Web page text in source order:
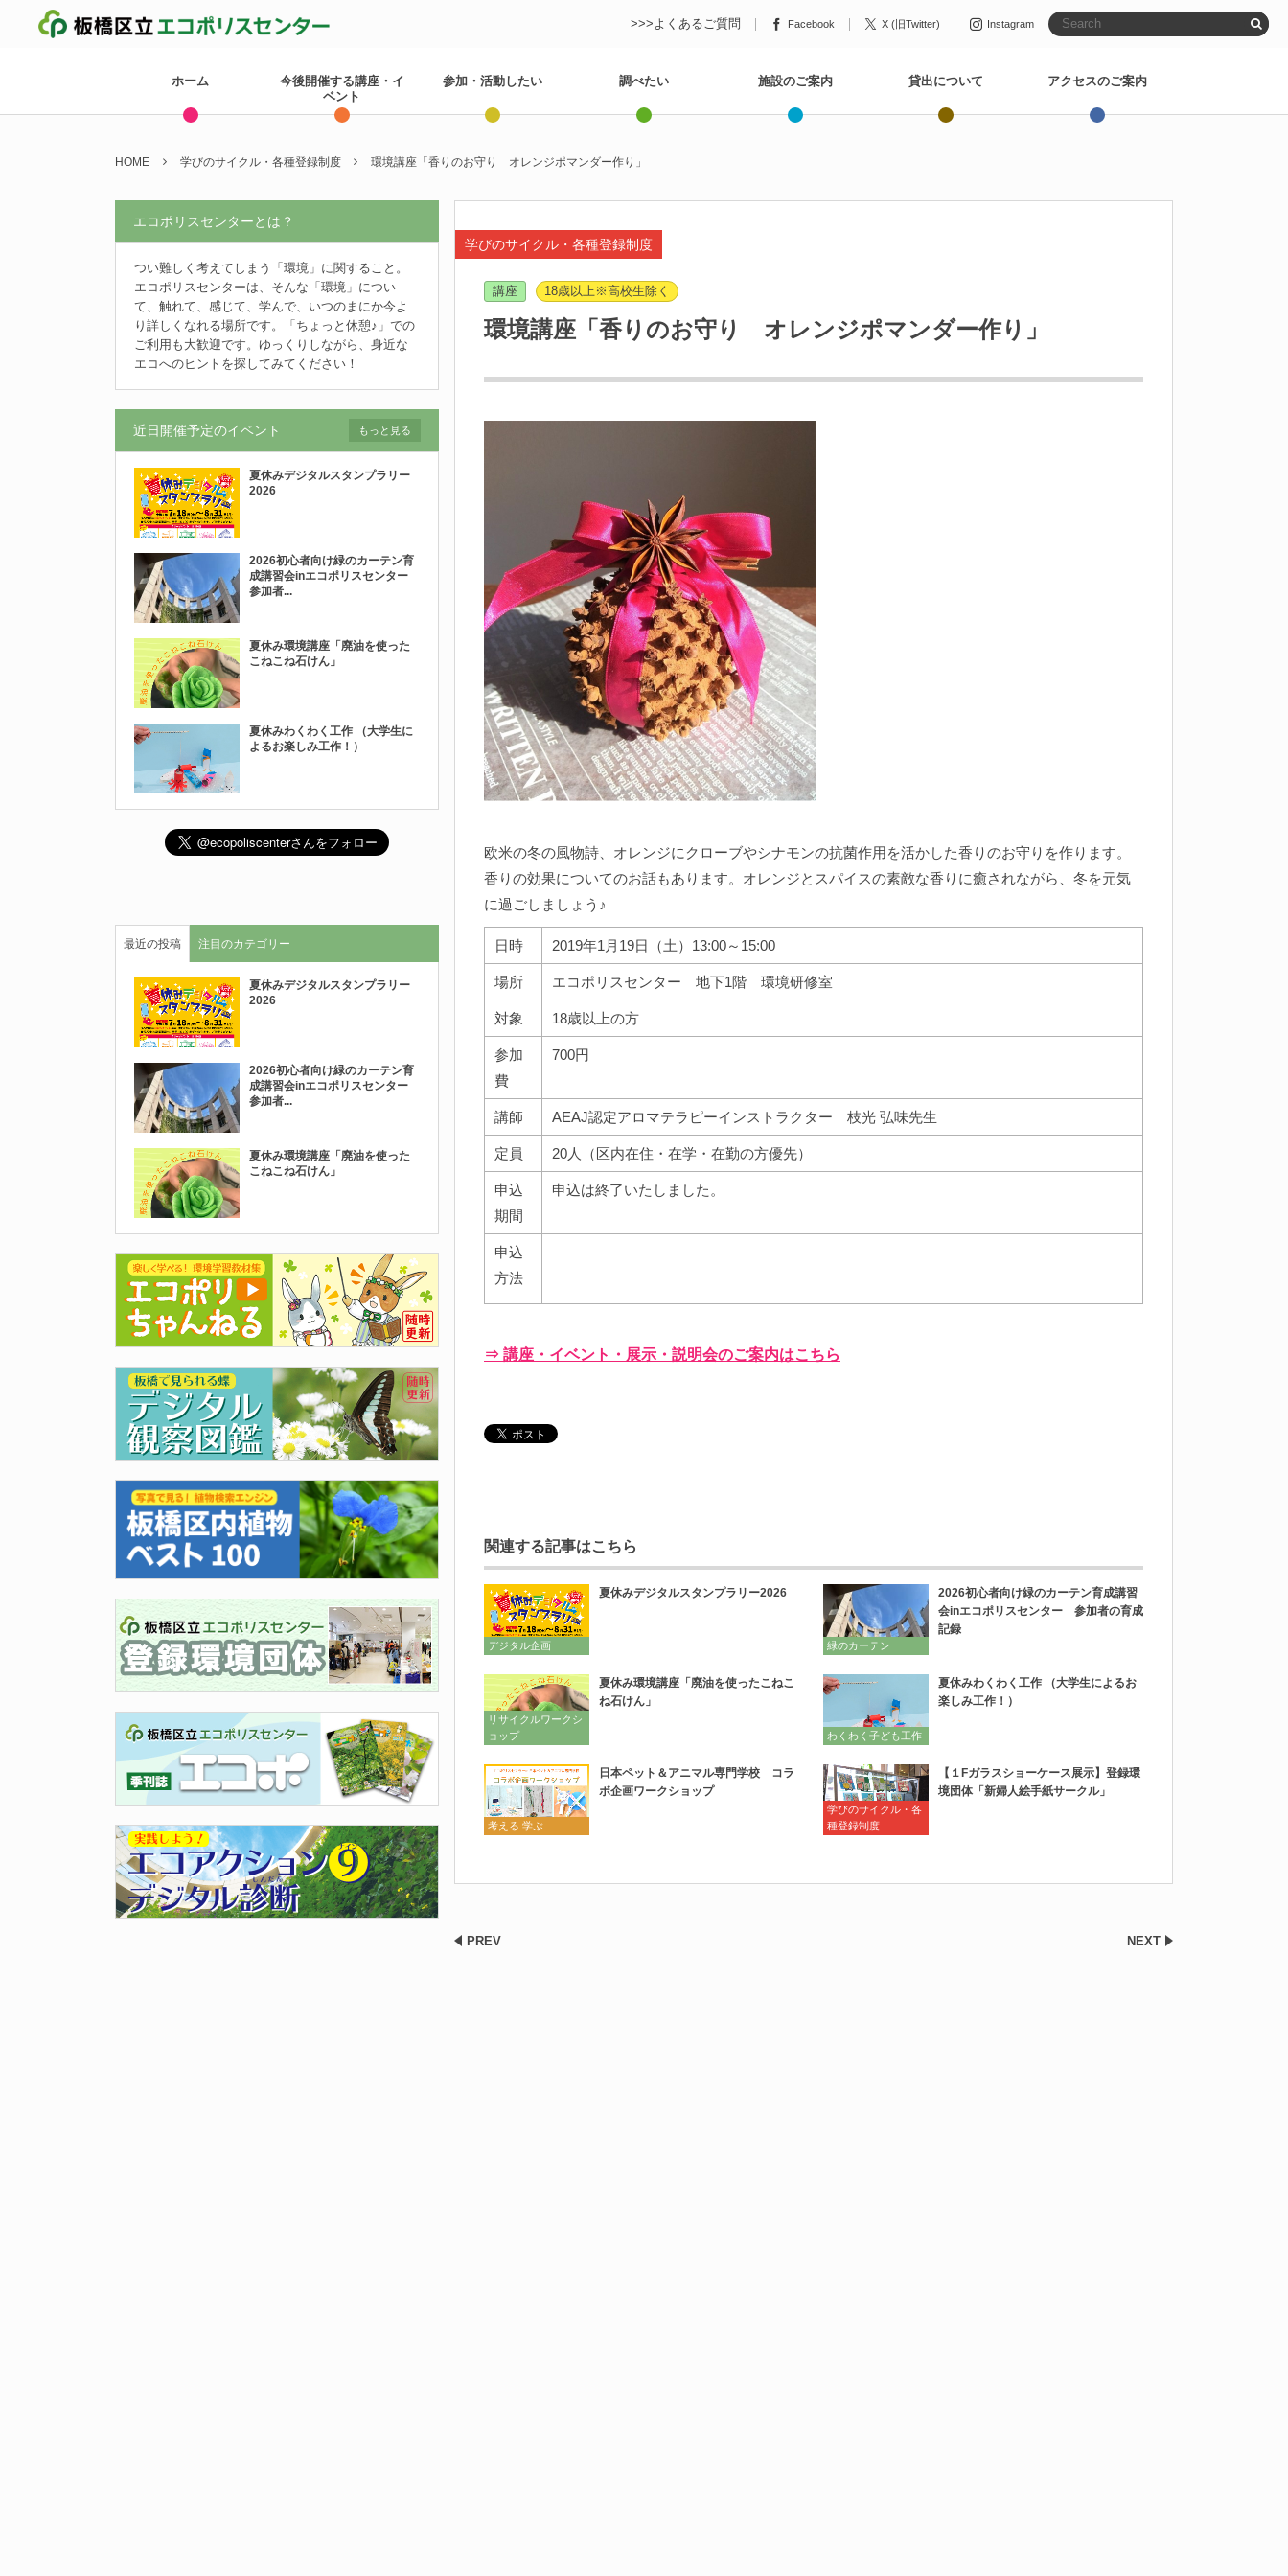
>>>よくあるご質問 Facebook X (旧Twitter) Instagram
ホーム
今後開催する講座・イ
ベント
参加・活動したい 調べたい 施設のご案内 貸出について アクセスのご案内
HOME 学びのサイクル・各種登録制度 環境講座「香りのお守り オレンジポマンダー作り」
学びのサイクル・各種登録制度
講座 18歳以上※高校生除く
環境講座「香りのお守り オレンジポマンダー作り」
欧米の冬の風物詩、オレンジにクローブやシナモンの抗菌作用を活かした香りのお守りを作ります。
香りの効果についてのお話もあります。オレンジとスパイスの素敵な香りに癒されながら、冬を元気
に過ごしましょう♪
日時 2019年1月19日（土）13:00～15:00
場所 エコポリスセンター 地下1階 環境研修室
対象 18歳以上の方
参加
費
700円
講師 AEAJ認定アロマテラピーインストラクター 枝光 弘味先生
定員 20人（区内在住・在学・在勤の方優先）
申込
期間
申込は終了いたしました。
申込
方法
⇒ 講座・イベント・展示・説明会のご案内はこちら
関連する記事はこちら
デジタル企画
夏休みデジタルスタンプラリー2026
緑のカーテン
2026初心者向け緑のカーテン育成講習
会inエコポリスセンター 参加者の育成
記録
リサイクルワークシ
ョップ
夏休み環境講座「廃油を使ったこねこ
ね石けん」
わくわく子ども工作
夏休みわくわく工作 （大学生によるお
楽しみ工作！）
考える 学ぶ
日本ペット＆アニマル専門学校 コラ
ボ企画ワークショップ
学びのサイクル・各
種登録制度
【１Fガラスショーケース展示】登録環
境団体「新婦人絵手紙サークル」
PREV NEXT
エコポリスセンターとは？
つい難しく考えてしまう「環境」に関すること。
エコポリスセンターは、そんな「環境」につい
て、触れて、感じて、学んで、いつのまにか今よ
り詳しくなれる場所です。「ちょっと休憩♪」での
ご利用も大歓迎です。ゆっくりしながら、身近な
エコへのヒントを探してみてください！
近日開催予定のイベント
夏休みデジタルスタンプラリー
2026
2026初心者向け緑のカーテン育
成講習会inエコポリスセンター
参加者...
夏休み環境講座「廃油を使った
こねこね石けん」
夏休みわくわく工作 （大学生に
よるお楽しみ工作！）
もっと見る
最近の投稿 注目のカテゴリー
夏休みデジタルスタンプラリー
2026
2026初心者向け緑のカーテン育
成講習会inエコポリスセンター
参加者...
夏休み環境講座「廃油を使った
こねこね石けん」